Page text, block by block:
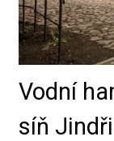
Vodní
síň